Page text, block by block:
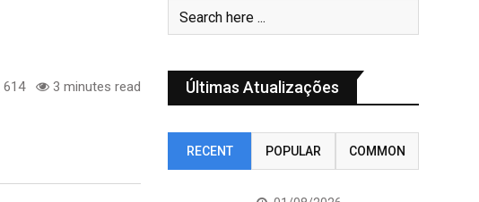
614 3 minutes read Últimas Atualizações
RECENT POPULAR COMMON